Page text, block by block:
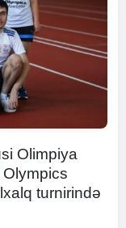
Olimpiya
Olympics
turnirində